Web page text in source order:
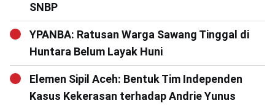
SNBP
YPANBA: Ratusan Warga Sawang Tinggal di
Huntara Belum Layak Huni
Elemen Sipil Aceh: Bentuk Tim Independen
Kasus Kekerasan terhadap Andrie Yunus